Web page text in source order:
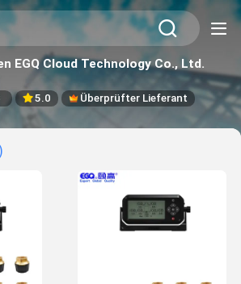
EGQ Cloud Technology Co., Ltd.
5.0 Überprüfter Lieferant